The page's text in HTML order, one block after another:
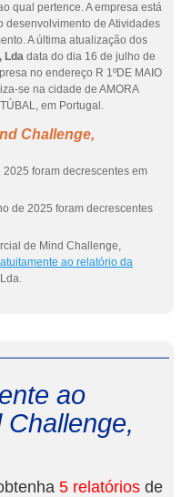
qual pertence. A empresa está
desenvolvimento de Atividades
A última atualização dos
Lda data do dia 16 de julho de
no endereço R 1ºDE MAIO
se na cidade de AMORA
em Portugal.
Challenge,
foram decrescentes em
de 2025 foram decrescentes
de Mind Challenge,
ao relatório da
ao
5 relatórios de